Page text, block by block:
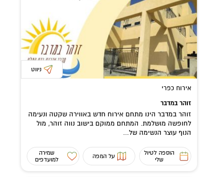
ניווט
אירוח כפרי
זוהר במדבר
זוהר במדבר הינו מתחם אירוח חדש באווירה שקטה ונעימה
לחופשה מושלמת. המתחם ממוקם בישוב נווה זוהר, מול
הנוף עוצר הנשימה של...
הוספה לטיול
שלי
על המפה
שמירה
למועדפים